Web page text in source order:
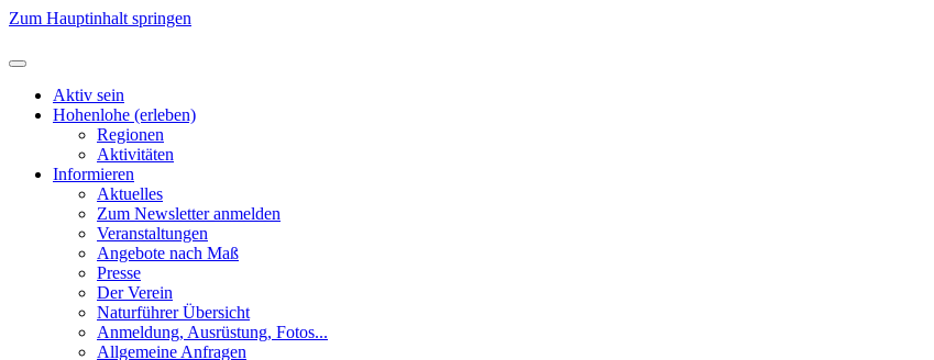
Zum Hauptinhalt springen
Aktiv sein
Hohenlohe (erleben)
Regionen
Aktivitäten
Informieren
Aktuelles
Zum Newsletter anmelden
Veranstaltungen
Angebote nach Maß
Presse
Der Verein
Naturführer Übersicht
Anmeldung, Ausrüstung, Fotos...
Allgemeine Anfragen